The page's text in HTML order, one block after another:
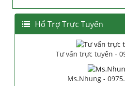
Hổ Trợ Trực Tuyến
Tư vấn trực tuyến -
Ms.Nhung -